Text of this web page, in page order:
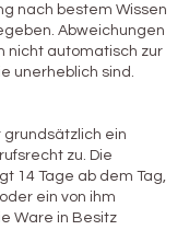
nach bestem Wissen
Abweichungen
nicht automatisch zur
unerheblich sind.
ein
zu. Die
14 Tage ab dem Tag,
ein von ihm
Ware in Besitz